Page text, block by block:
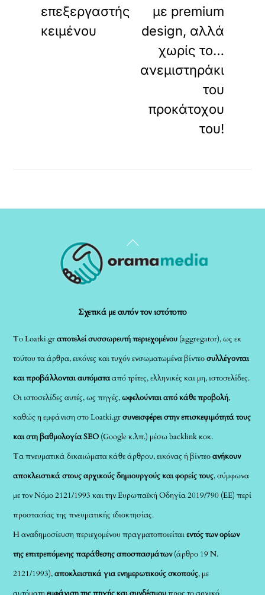
επεξεργαστής
κειμένου
με premium
design, αλλά
χωρίς το…
ανεμιστηράκι
του
προκάτοχου
του!
Back
To
Σχετικά με αυτόν τον ιστότοπο
Το Loatki.grαποτελεί συσσωρευτή περιεχομένου (aggregator), ως εκ
τούτου τα άρθρα, εικόνες και τυχόν ενσωματωμένα βίντεοσυλλέγονται
και προβάλλονται αυτόματααπό τρίτες, ελληνικές και μη, ιστοσελίδες.
Οι ιστοσελίδες αυτές, ως πηγές,ωφελούνται από κάθε προβολή,
καθώς η εμφάνιση στο Loatki.grσυνεισφέρει στην επισκεψιμότητά τους
και στη βαθμολογία SEO (Google κ.λπ.) μέσω backlink κοκ.
Τα πνευματικά δικαιώματα κάθε άρθρου, εικόνας ή βίντεοανήκουν
αποκλειστικά στους αρχικούς δημιουργούς και φορείς τους, σύμφωνα
με τον Νόμο 2121/1993 και την Ευρωπαϊκή Οδηγία 2019/790 (ΕΕ) περί
προστασίας της πνευματικής ιδιοκτησίας.
Η αναδημοσίευση περιεχομένου πραγματοποιείταιεντός των ορίων
της επιτρεπόμενης παράθεσης αποσπασμάτων(άρθρο 19 Ν.
2121/1993),αποκλειστικά για ενημερωτικούς σκοπούς, με